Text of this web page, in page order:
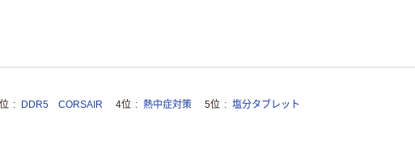
DDR5 CORSAIR 4位 熱中症対策 5位 塩分タブレット